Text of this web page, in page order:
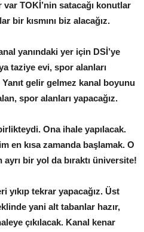
TOKİ’nin satacağı konutlar
bir kısmını biz alacağız.
yanındaki yer için DSİ’ye
taziye evi, spor alanları
gelir gelmez kanal boyunu
spor alanları yapacağız.
Ona ihale yapılacak.
en kısa zamanda başlamak. O
bir yol da bıraktı üniversite!
tekrar yapacağız. Üst
yani alt tabanlar hazır,
çıkılacak. Kanal kenar